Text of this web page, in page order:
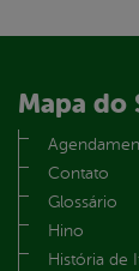
Mapa do
Contato
Glossário
Hino
História de